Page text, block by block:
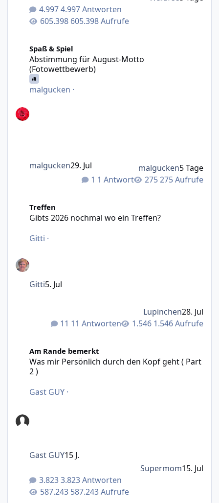
4.997 Antworten
605.398 Aufrufe
Spaß & Spiel
Abstimmung für August-Motto
(Fotowettbewerb)
malgucken ·
1 Antwort 275 Aufrufe
malgucken29. Jul malgucken5 Tage
Treffen
Gibts 2026 nochmal wo ein Treffen?
Gitti ·
11 Antworten 1.546 Aufrufe
Gitti5. Jul
Lupinchen28. Jul
Am Rande bemerkt
Was mir Persönlich durch den Kopf geht ( Part
2 )
Gast GUY ·
3.823 Antworten
587.243 Aufrufe
Gast GUY15 J.
Supermom15. Jul